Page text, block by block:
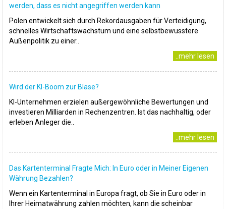
werden, dass es nicht angegriffen werden kann
Polen entwickelt sich durch Rekordausgaben für Verteidigung,
schnelles Wirtschaftswachstum und eine selbstbewusstere
Außenpolitik zu einer..
..mehr lesen
Wird der KI-Boom zur Blase?
KI-Unternehmen erzielen außergewöhnliche Bewertungen und
investieren Milliarden in Rechenzentren. Ist das nachhaltig, oder
erleben Anleger die..
..mehr lesen
Das Kartenterminal Fragte Mich: In Euro oder in Meiner Eigenen
Währung Bezahlen?
Wenn ein Kartenterminal in Europa fragt, ob Sie in Euro oder in
Ihrer Heimatwährung zahlen möchten, kann die scheinbar